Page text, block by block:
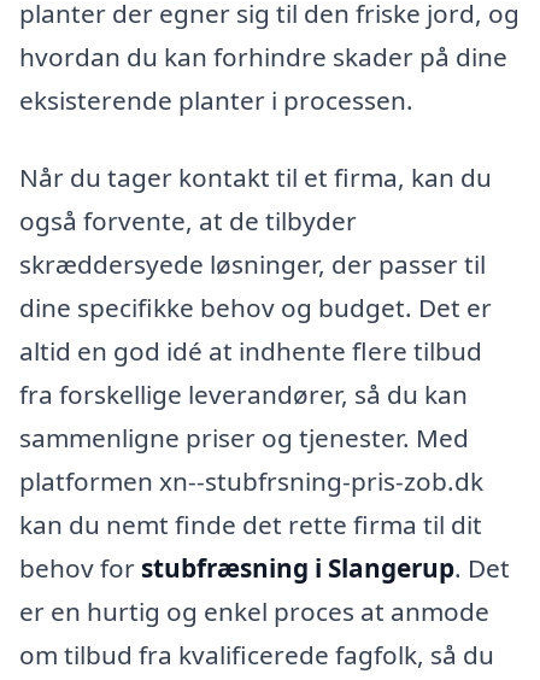
planter der egner sig til den friske jord, og
hvordan du kan forhindre skader på dine
eksisterende planter i processen.
Når du tager kontakt til et firma, kan du
også forvente, at de tilbyder
skræddersyede løsninger, der passer til
dine specifikke behov og budget. Det er
altid en god idé at indhente flere tilbud
fra forskellige leverandører, så du kan
sammenligne priser og tjenester. Med
platformen xn--stubfrsning-pris-zob.dk
kan du nemt finde det rette firma til dit
behov for stubfræsning i Slangerup. Det
er en hurtig og enkel proces at anmode
om tilbud fra kvalificerede fagfolk, så du